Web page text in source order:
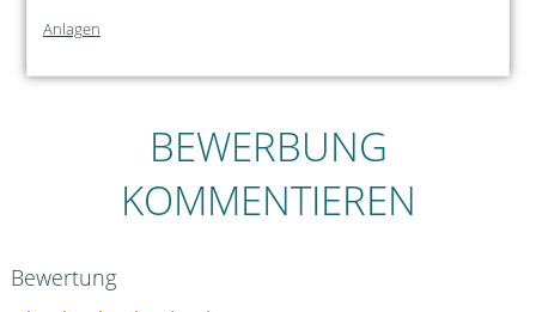
Anlagen
BEWERBUNG
KOMMENTIEREN
Bewertung